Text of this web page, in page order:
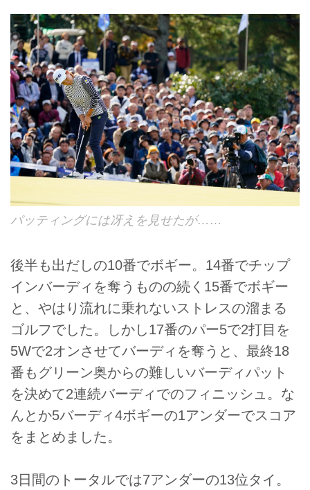
パッティングには冴えを見せたが……
後半も出だしの10番でボギー。14番でチップ
インバーディを奪うものの続く15番でボギー
と、やはり流れに乗れないストレスの溜まる
ゴルフでした。しかし17番のパー5で2打目を
5Wで2オンさせてバーディを奪うと、最終18
番もグリーン奥からの難しいバーディパット
を決めて2連続バーディでのフィニッシュ。な
んとか5バーディ4ボギーの1アンダーでスコア
をまとめました。
3日間のトータルでは7アンダーの13位タイ。